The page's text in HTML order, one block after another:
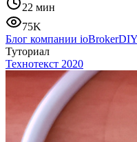
22 мин
75K
Блог компании ioBroker
Туториал
Технотекст 2020